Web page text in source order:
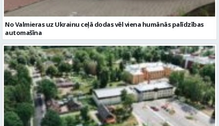
No Valmieras uz Ukrainu ceļā dodas vēl viena humānās palīdzības
automašīna